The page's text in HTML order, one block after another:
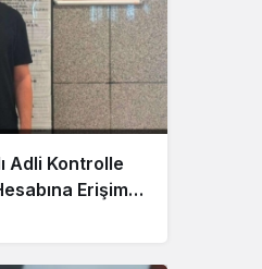
Adli Kontrolle
Erişim